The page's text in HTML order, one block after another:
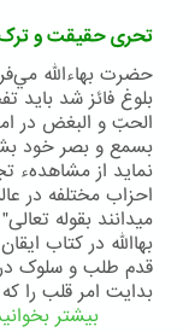
تحری حقیقت و ترک
حضرت بهاءالله
بلوغ فائز شد بايد
الحبّ و البغض در
بسمع و بصر خود
نمايد از مشاهدهء
احزاب مختلفه در
ميدانند بقوله
بهاالله در کتاب
قدم طلب و سلوک
بدايت امر قلب را
بیشتر